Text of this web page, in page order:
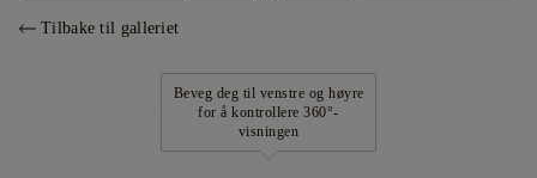
Tilbake til galleriet
Beveg deg til venstre og høyre
for å kontrollere 360°-
visningen